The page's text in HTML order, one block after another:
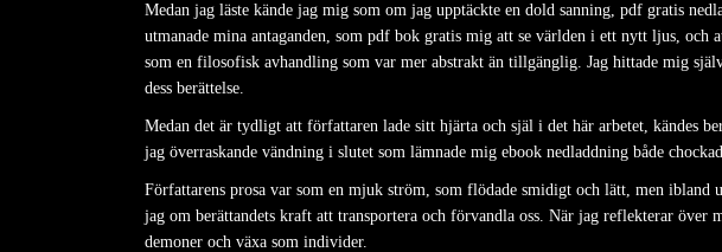
Medan jag läste kände jag mig som om jag upptäckte en dold sanning, pdf gratis
utmanade mina antaganden, som pdf bok gratis mig att se världen i ett nytt ljus,
som en filosofisk avhandling som var mer abstrakt än tillgänglig. Jag hittade mig
dess berättelse.
Medan det är tydligt att författaren lade sitt hjärta och själ i det här arbetet, kändes
jag överraskande vändning i slutet som lämnade mig ebook nedladdning både
Författarens prosa var som en mjuk ström, som flödade smidigt och lätt, men
jag om berättandets kraft att transportera och förvandla oss. När jag reflekterar över
demoner och växa som individer.